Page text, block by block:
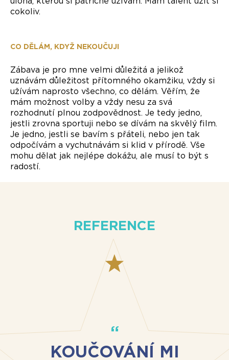
cokoliv.
CO DĚLÁM, KDYŽ NEKOUČUJI
Zábava je pro mne velmi důležitá a jelikož
uznávám důležitost přítomného okamžiku, vždy si
užívám naprosto všechno, co dělám. Věřím, že
mám možnost volby a vždy nesu za svá
rozhodnutí plnou zodpovědnost. Je tedy jedno,
jestli zrovna sportuji nebo se dívám na skvělý film.
Je jedno, jestli se bavím s přáteli, nebo jen tak
odpočívám a vychutnávám si klid v přírodě. Vše
mohu dělat jak nejlépe dokážu, ale musí to být s
radostí.
REFERENCE
KOUČOVÁNÍ MI